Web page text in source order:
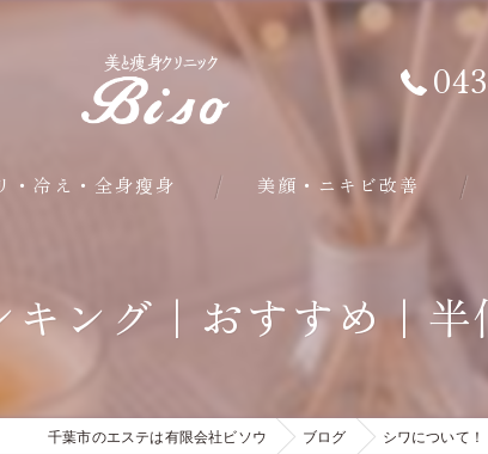
・冷え・全身瘦身
肪・内臓脂肪瘦身
シェイプ部分瘦身
美顔・ニキビ改善
ング｜おすすめ｜
千葉市のエステは有限会社ビソウ ブログ シワについて